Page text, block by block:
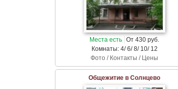
Места есть От 430 руб.
Комнаты: 4/ 6/ 8/ 10/ 12
Фото / Контакты / Цены
Общежитие в Солнцево